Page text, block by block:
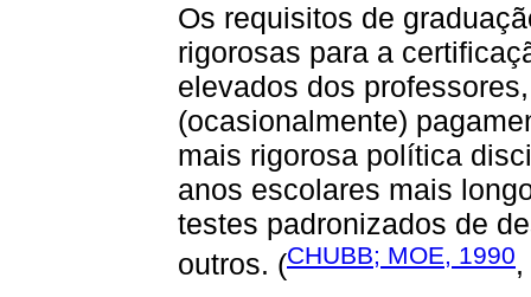
Os requisitos de
rigorosas para a
elevados dos
(ocasionalmente)
mais rigorosa política
anos escolares mais
testes padronizados de
outros. (CHUBB; MOE, 1990